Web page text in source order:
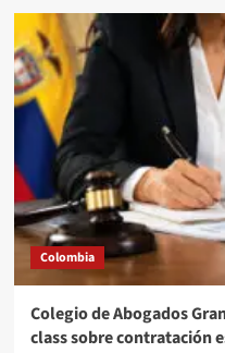
Colombia
Colegio de Abogados
class sobre contratación